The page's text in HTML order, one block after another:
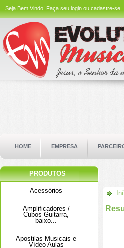
Seja Bem Vindo! Faça seu login ou cadastre-se.
HOME EMPRESA
PRODUTOS
Acessórios
Amplificadores /
Cubos Guitarra,
baixo...
Apostilas Musicais e
Vídeo Aulas